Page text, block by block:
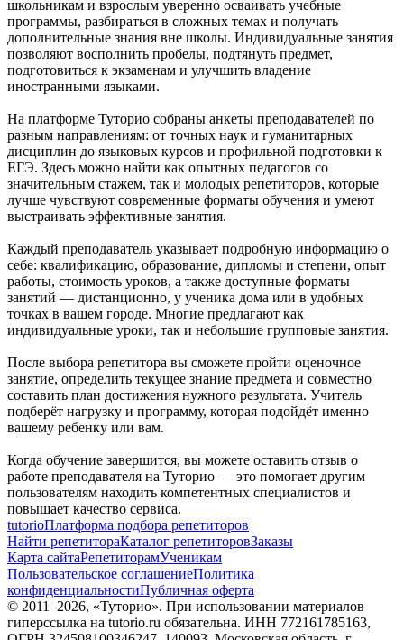
школьникам и взрослым уверенно осваивать учебные
программы, разбираться в сложных темах и получать
дополнительные знания вне школы. Индивидуальные занятия
позволяют восполнить пробелы, подтянуть предмет,
подготовиться к экзаменам и улучшить владение
иностранными языками.
На платформе Туторио собраны анкеты преподавателей по
разным направлениям: от точных наук и гуманитарных
дисциплин до языковых курсов и профильной подготовки к
ЕГЭ. Здесь можно найти как опытных педагогов со
значительным стажем, так и молодых репетиторов, которые
лучше чувствуют современные форматы обучения и умеют
выстраивать эффективные занятия.
Каждый преподаватель указывает подробную информацию о
себе: квалификацию, образование, дипломы и степени, опыт
работы, стоимость уроков, а также доступные форматы
занятий — дистанционно, у ученика дома или в удобных
точках в вашем городе. Многие предлагают как
индивидуальные уроки, так и небольшие групповые занятия.
После выбора репетитора вы сможете пройти оценочное
занятие, определить текущее знание предмета и совместно
составить план достижения нужного результата. Учитель
подберёт нагрузку и программу, которая подойдёт именно
вашему ребенку или вам.
Когда обучение завершится, вы можете оставить отзыв о
работе преподавателя на Туторио — это помогает другим
пользователям находить компетентных специалистов и
повышает качество сервиса.
tutorioПлатформа подбора репетиторов
Найти репетитораКаталог репетиторовЗаказы
Карта сайтаРепетиторамУченикам
Пользовательское соглашениеПолитика
конфиденциальностиПубличная оферта
© 2011–2026, «Туторио». При использовании материалов
гиперссылка на tutorio.ru обязательна. ИНН 772161785163,